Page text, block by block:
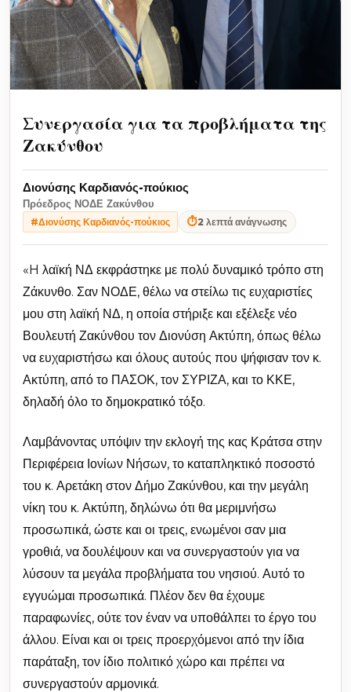
Συνεργασία για τα προβλήματα της
Ζακύνθου
Διονύσης Καρδιανός-πούκιος
Πρόεδρος ΝΟΔΕ Ζακύνθου
#Διονύσης Καρδιανός-πούκιος ⏱2 λεπτά ανάγνωσης
«H λαϊκή ΝΔ εκφράστηκε με πολύ δυναμικό τρόπο στη
Ζάκυνθο. Σαν ΝΟΔΕ, θέλω να στείλω τις ευχαριστίες
μου στη λαϊκή ΝΔ, η οποία στήριξε και εξέλεξε νέο
Βουλευτή Ζακύνθου τον Διονύση Ακτύπη, όπως θέλω
να ευχαριστήσω και όλους αυτούς που ψήφισαν τον κ.
Ακτύπη, από το ΠΑΣΟΚ, τον ΣΥΡΙΖΑ, και το ΚΚΕ,
δηλαδή όλο το δημοκρατικό τόξο.
Λαμβάνοντας υπόψιν την εκλογή της κας Κράτσα στην
Περιφέρεια Ιονίων Νήσων, το καταπληκτικό ποσοστό
του κ. Αρετάκη στον Δήμο Ζακύνθου, και την μεγάλη
νίκη του κ. Ακτύπη, δηλώνω ότι θα μεριμνήσω
προσωπικά, ώστε και οι τρεις, ενωμένοι σαν μια
γροθιά, να δουλέψουν και να συνεργαστούν για να
λύσουν τα μεγάλα προβλήματα του νησιού. Αυτό το
εγγυώμαι προσωπικά. Πλέον δεν θα έχουμε
παραφωνίες, ούτε τον έναν να υποθάλπει το έργο του
άλλου. Είναι και οι τρεις προερχόμενοι από την ίδια
παράταξη, τον ίδιο πολιτικό χώρο και πρέπει να
συνεργαστούν αρμονικά.